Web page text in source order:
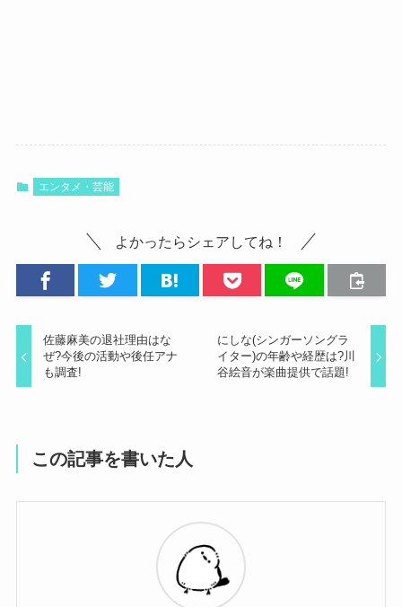
エンタメ・芸能
よかったらシェアしてね！
佐藤麻美の退社理由はな
ぜ?今後の活動や後任アナ
も調査!
にしな(シンガーソングラ
イター)の年齢や経歴は?川
谷絵音が楽曲提供で話題!
この記事を書いた人